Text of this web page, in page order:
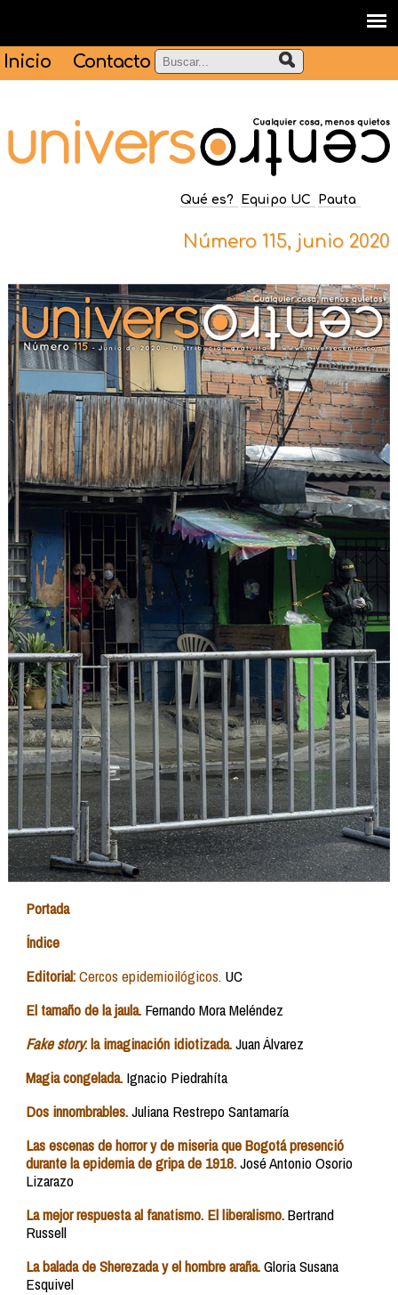
Inicio Contacto
Qué es? Equipo UC Pauta
Número 115, junio 2020
Portada
Índice
Editorial:Cercos epidemioilógicos. UC
El tamaño de la jaula.Fernando Mora Meléndez
Fake story: la imaginación idiotizada.Juan Álvarez
Magia congelada.Ignacio Piedrahíta
Dos innombrables.Juliana Restrepo Santamaría
Las escenas de horror y de miseria que Bogotá presenció
durante la epidemia de gripa de 1918.José Antonio Osorio
Lizarazo
La mejor respuesta al fanatismo. El liberalismo.Bertrand
Russell
La balada de Sherezada y el hombre araña.Gloria Susana
Esquivel